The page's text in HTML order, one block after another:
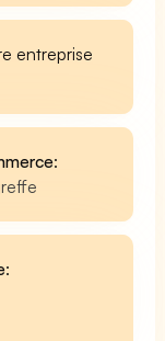
entreprise
:
: